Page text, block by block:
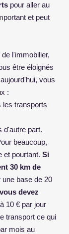
pour aller au
et peut
l'immobilier,
être éloignés
vous
:
les transports
d'autre part.
beaucoup,
et pourtant. Si
30 km de
une base de 20
vous devez
10 € par jour
transport ce qui
mois au